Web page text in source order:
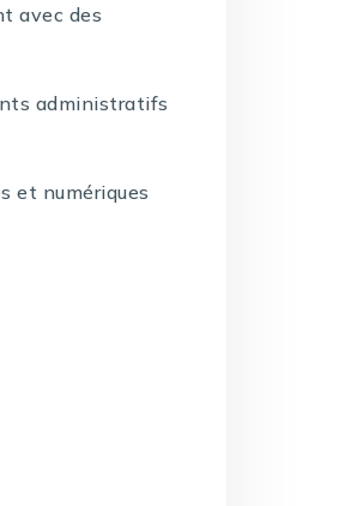
avec des
administratifs
et numériques